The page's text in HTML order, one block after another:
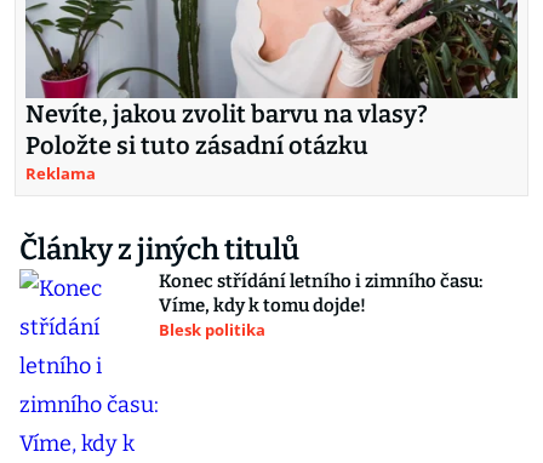
Nevíte, jakou zvolit barvu na vlasy?
Položte si tuto zásadní otázku
Reklama
Články z jiných titulů
Konec střídání letního i zimního času:
Víme, kdy k tomu dojde!
Blesk politika